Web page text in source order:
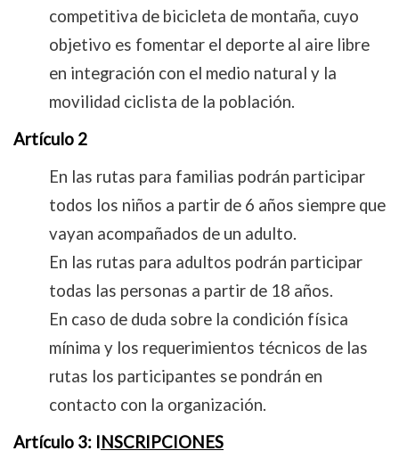
competitiva de bicicleta de montaña, cuyo
objetivo es fomentar el deporte al aire libre
en integración con el medio natural y la
movilidad ciclista de la población.
Artículo 2
En las rutas para familias podrán participar
todos los niños a partir de 6 años siempre que
vayan acompañados de un adulto.
En las rutas para adultos podrán participar
todas las personas a partir de 18 años.
En caso de duda sobre la condición física
mínima y los requerimientos técnicos de las
rutas los participantes se pondrán en
contacto con la organización.
Artículo 3: INSCRIPCIONES